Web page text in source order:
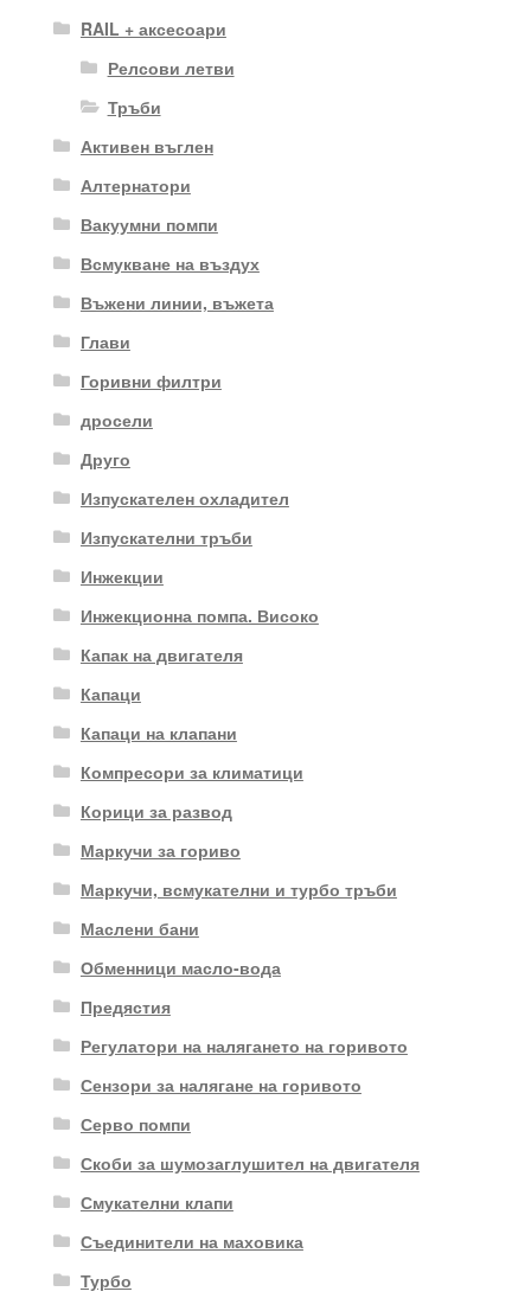
RAIL + аксесоари
Релсови летви
Тръби
Активен въглен
Алтернатори
Вакуумни помпи
Всмукване на въздух
Въжени линии, въжета
Глави
Горивни филтри
дросели
Друго
Изпускателен охладител
Изпускателни тръби
Инжекции
Инжекционна помпа. Високо
Капак на двигателя
Капаци
Капаци на клапани
Компресори за климатици
Корици за развод
Маркучи за гориво
Маркучи, всмукателни и турбо тръби
Маслени бани
Обменници масло-вода
Предястия
Регулатори на налягането на горивото
Сензори за налягане на горивото
Серво помпи
Скоби за шумозаглушител на двигателя
Смукателни клапи
Съединители на маховика
Турбо